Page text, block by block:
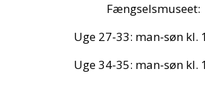
Fængselsmuseet:
Uge 27-33: man-søn kl.
Uge 34-35: man-søn kl.